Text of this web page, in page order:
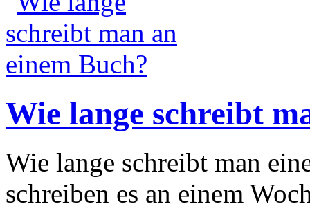
Wie lange schreibt
Wie lange schreibt man
schreiben es an einem